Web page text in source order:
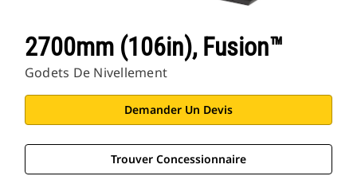
2700mm (106in), Fusion™
Godets De Nivellement
Demander Un Devis
Trouver Concessionnaire